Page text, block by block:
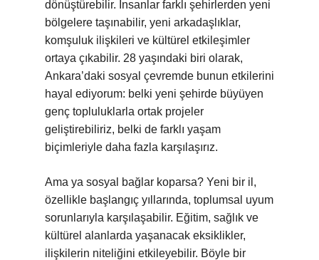
dönüştürebilir. İnsanlar farklı şehirlerden yeni
bölgelere taşınabilir, yeni arkadaşlıklar,
komşuluk ilişkileri ve kültürel etkileşimler
ortaya çıkabilir. 28 yaşındaki biri olarak,
Ankara’daki sosyal çevremde bunun etkilerini
hayal ediyorum: belki yeni şehirde büyüyen
genç topluluklarla ortak projeler
geliştirebiliriz, belki de farklı yaşam
biçimleriyle daha fazla karşılaşırız.
Ama ya sosyal bağlar koparsa? Yeni bir il,
özellikle başlangıç yıllarında, toplumsal uyum
sorunlarıyla karşılaşabilir. Eğitim, sağlık ve
kültürel alanlarda yaşanacak eksiklikler,
ilişkilerin niteliğini etkileyebilir. Böyle bir